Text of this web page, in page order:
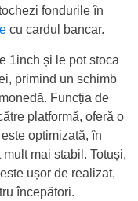
fondurile în
cu cardul bancar.
1inch și le pot stoca
primind un schimb
Funcția de
platformă, oferă o
optimizată, în
mai stabil. Totuși,
ușor de realizat,
începători.